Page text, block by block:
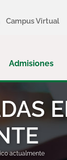
Campus Virtual
Admisiones
actualmente